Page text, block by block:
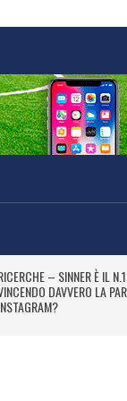
08
LUG 2026